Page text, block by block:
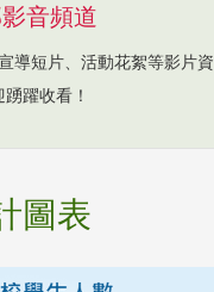
音頻道
導短片、活動花絮等影片資
躍收看！
圖表